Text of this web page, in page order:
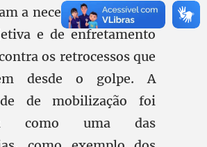
a necessidade de uma
e de enfretamento
os retrocessos que
desde o golpe. A
de mobilização foi
como uma das